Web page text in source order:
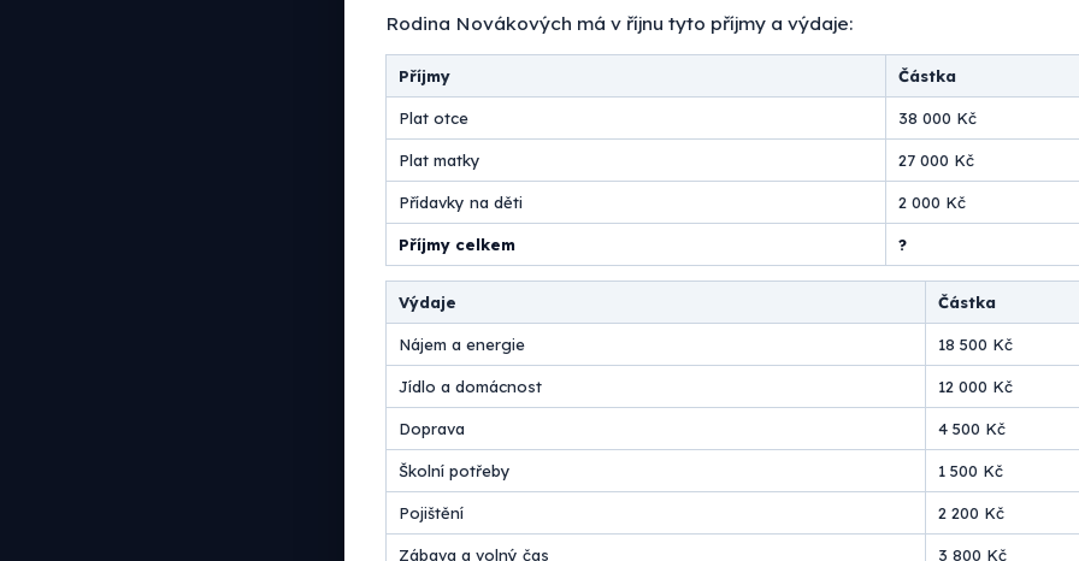
Rodina Novákových má v říjnu tyto příjmy a výdaje:
Příjmy Částka
Plat otce 38 000 Kč
Plat matky 27 000 Kč
Přídavky na děti 2 000 Kč
Příjmy celkem ?
Výdaje Částka
Nájem a energie 18 500 Kč
Jídlo a domácnost 12 000 Kč
Doprava 4 500 Kč
Školní potřeby 1 500 Kč
Pojištění 2 200 Kč
Zábava a volný čas 3 800 Kč